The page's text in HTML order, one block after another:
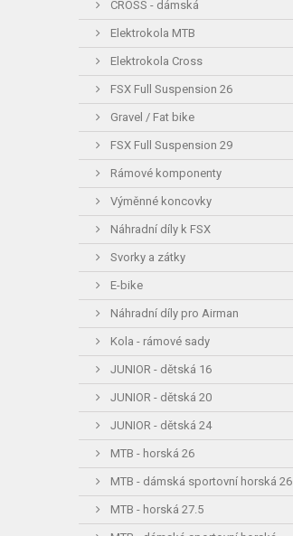
CROSS - dámská
Elektrokola MTB
Elektrokola Cross
FSX Full Suspension 26
Gravel / Fat bike
FSX Full Suspension 29
Rámové komponenty
Výměnné koncovky
Náhradní díly k FSX
Svorky a zátky
E-bike
Náhradní díly pro Airman
Kola - rámové sady
JUNIOR - dětská 16
JUNIOR - dětská 20
JUNIOR - dětská 24
MTB - horská 26
MTB - dámská sportovní horská 26
MTB - horská 27.5